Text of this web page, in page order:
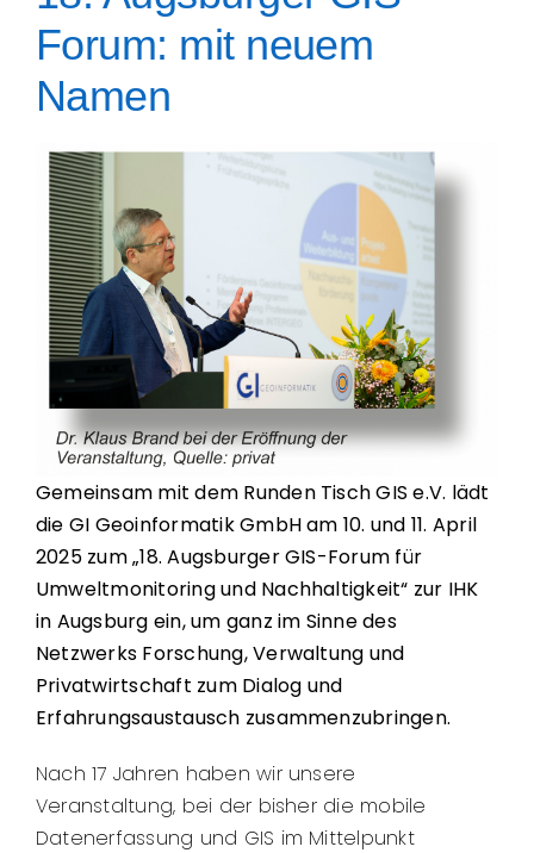
Forum: mit neuem
Namen
Gemeinsam mit dem Runden Tisch GIS e.V. lädt
die GI Geoinformatik GmbH am 10. und 11. April
2025 zum „18. Augsburger GIS-Forum für
Umweltmonitoring und Nachhaltigkeit“ zur IHK
in Augsburg ein, um ganz im Sinne des
Netzwerks Forschung, Verwaltung und
Privatwirtschaft zum Dialog und
Erfahrungsaustausch zusammenzubringen.
Nach 17 Jahren haben wir unsere
Veranstaltung, bei der bisher die mobile
Datenerfassung und GIS im Mittelpunkt